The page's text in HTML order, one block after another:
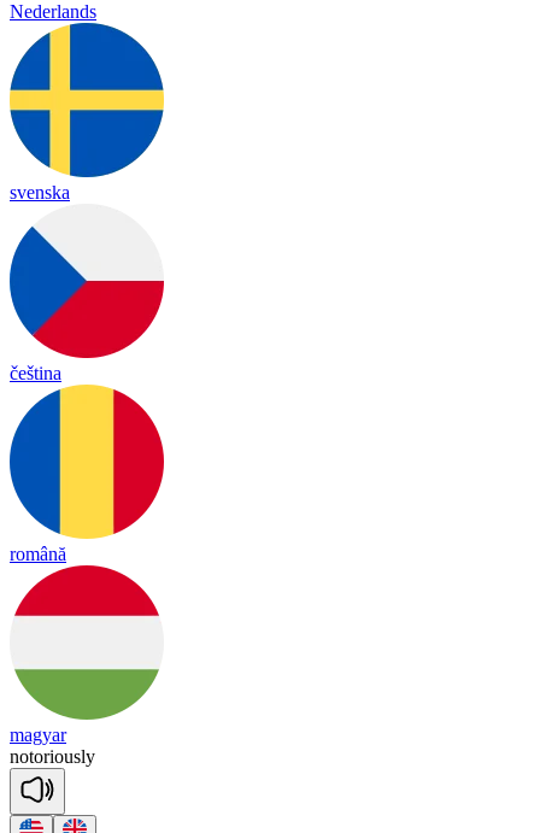
Nederlands
svenska
čeština
română
magyar
notoriously